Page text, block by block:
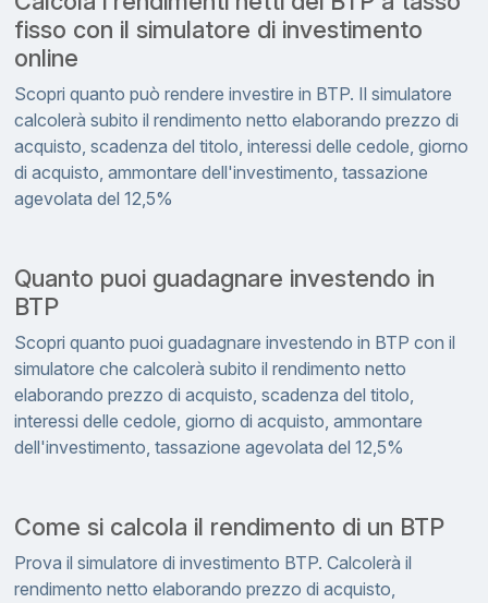
fisso con il simulatore di investimento
online
Scopri quanto può rendere investire in BTP. Il simulatore
calcolerà subito il rendimento netto elaborando prezzo di
acquisto, scadenza del titolo, interessi delle cedole, giorno
di acquisto, ammontare dell'investimento, tassazione
agevolata del 12,5%
Quanto puoi guadagnare investendo in
BTP
Scopri quanto puoi guadagnare investendo in BTP con il
simulatore che calcolerà subito il rendimento netto
elaborando prezzo di acquisto, scadenza del titolo,
interessi delle cedole, giorno di acquisto, ammontare
dell'investimento, tassazione agevolata del 12,5%
Come si calcola il rendimento di un BTP
Prova il simulatore di investimento BTP. Calcolerà il
rendimento netto elaborando prezzo di acquisto,